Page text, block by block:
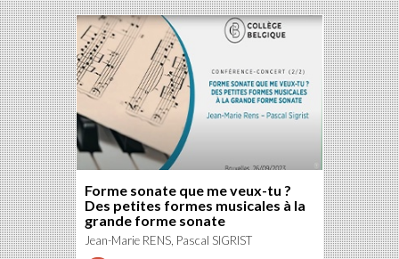
Forme sonate que me veux-tu ?
Des petites formes musicales à la
grande forme sonate
Jean-Marie RENS, Pascal SIGRIST